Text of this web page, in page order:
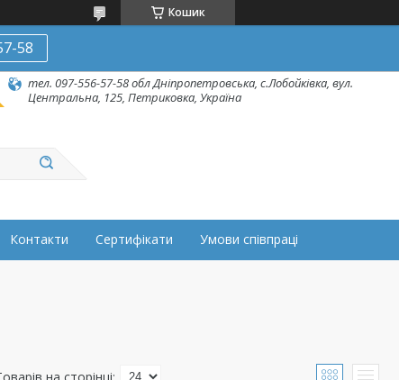
Кошик
58
тел. 097-556-57-58 обл Дніпропетровська, с.Лобойківка, вул.
Центральна, 125, Петриковка, Україна
Контакти Сертифікати Умови співпраці